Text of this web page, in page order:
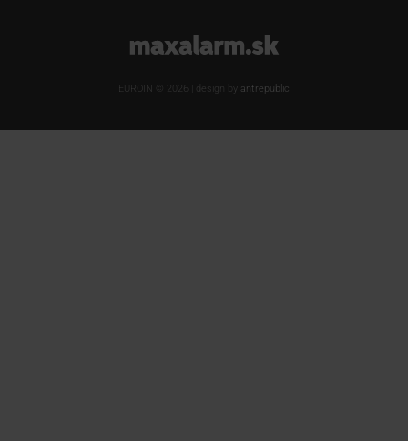
www.maxalarm.sk
EUROIN © 2026 | design by antrepublic